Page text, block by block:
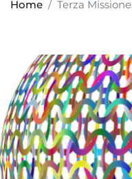
Home Terza Missione